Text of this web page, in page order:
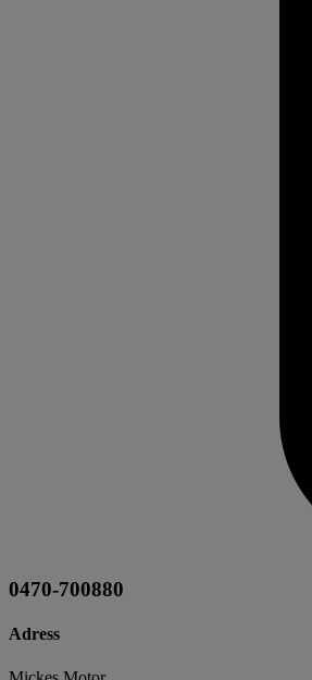
0470-700880
Adress